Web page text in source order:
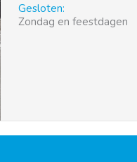
Gesloten:
Zondag en feestdagen